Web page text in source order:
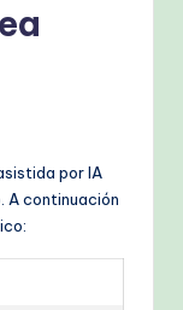
por IA
A continuación